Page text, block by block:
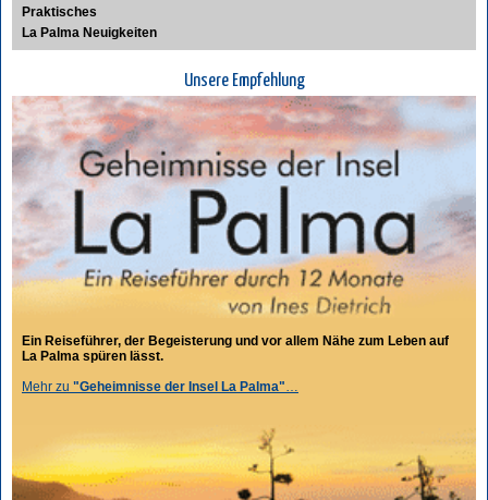
Praktisches
La Palma Neuigkeiten
Unsere Empfehlung
Ein Reiseführer, der Begeisterung und vor allem Nähe zum Leben auf
La Palma spüren lässt.
Mehr zu "Geheimnisse der Insel La Palma"…